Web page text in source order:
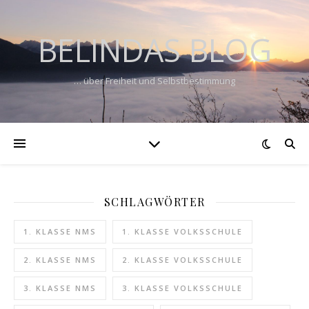
BELINDAS BLOG
… über Freiheit und Selbstbestimmung
SCHLAGWÖRTER
1. KLASSE NMS 1. KLASSE VOLKSSCHULE
2. KLASSE NMS 2. KLASSE VOLKSSCHULE
3. KLASSE NMS 3. KLASSE VOLKSSCHULE